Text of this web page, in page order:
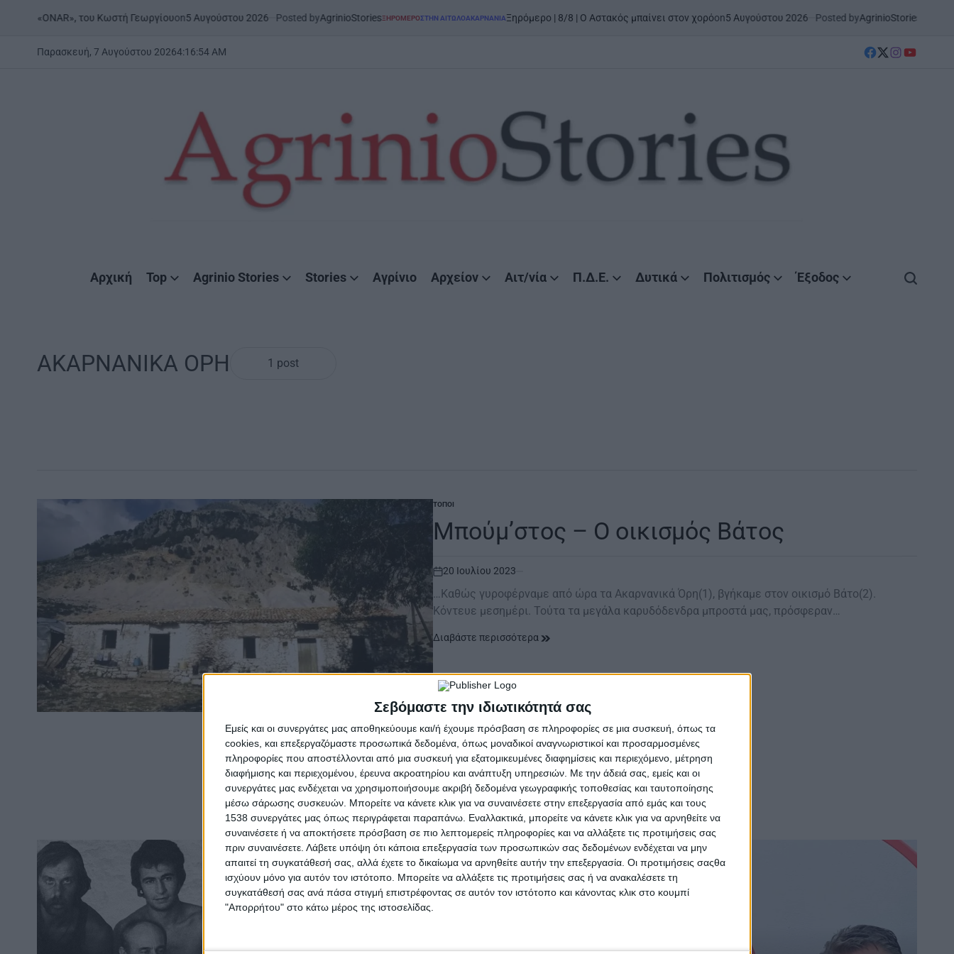
Σεβόμαστε την ιδιωτικότητά σας
Εμείς και οι συνεργάτες μας αποθηκεύουμε και/ή έχουμε πρόσβαση σε πληροφορίες σε μια συσκευή, όπως τα
cookies, και επεξεργαζόμαστε προσωπικά δεδομένα, όπως μοναδικοί αναγνωριστικοί και προσαρμοσμένες
πληροφορίες που αποστέλλονται από μια συσκευή για εξατομικευμένες διαφημίσεις και περιεχόμενο, μέτρηση
διαφήμισης και περιεχομένου, έρευνα ακροατηρίου και ανάπτυξη υπηρεσιών. Με την άδειά σας, εμείς και οι
συνεργάτες μας ενδέχεται να χρησιμοποιήσουμε ακριβή δεδομένα γεωγραφικής τοποθεσίας και ταυτοποίησης
μέσω σάρωσης συσκευών. Μπορείτε να κάνετε κλικ για να συναινέσετε στην επεξεργασία από εμάς και τους
1538 συνεργάτες μας όπως περιγράφεται παραπάνω. Εναλλακτικά, μπορείτε να κάνετε κλικ για να αρνηθείτε να
συναινέσετε ή να αποκτήσετε πρόσβαση σε πιο λεπτομερείς πληροφορίες και να αλλάξετε τις προτιμήσεις σας
πριν συναινέσετε. Λάβετε υπόψη ότι κάποια επεξεργασία των προσωπικών σας δεδομένων ενδέχεται να μην
απαιτεί τη συγκατάθεσή σας, αλλά έχετε το δικαίωμα να αρνηθείτε αυτήν την επεξεργασία. Οι προτιμήσεις σαςθα
ισχύουν μόνο για αυτόν τον ιστότοπο. Μπορείτε να αλλάξετε τις προτιμήσεις σας ή να ανακαλέσετε τη
συγκατάθεσή σας ανά πάσα στιγμή επιστρέφοντας σε αυτόν τον ιστότοπο και κάνοντας κλικ στο κουμπί
"Απορρήτου" στο κάτω μέρος της ιστοσελίδας.
| «ONAR», του Κωστή Γεωργίουon5 Αυγούστου 2026 Posted byAgrinioStoriesPOSTED
ΞΗΡΟΜΕΡΟΣΤΗΝ ΑΙΤΩΛΟΑΚΑΡΝΑΝΊΑΞηρόμερο | 8/8 | Ο Αστακός μπαίνει στον χορόon5 Αυγούστου 2026 Posted byAgrinioStoriesPOSTED
ΜΕΣΟΛΌΓΓΙ
Παρασκευή, 7 Αυγούστου 20264:16:55 AM
facebook
Twitter
instagram
YouTube
Αρχική Top Agrinio Stories Stories Αγρίνιο Αρχείον Αιτ/νία Π.Δ.Ε. Δυτικά Πολιτισμός Έξοδος
ΑΚΑΡΝΑΝΙΚΑ ΟΡΗ 1 post
POSTED
ΤΌΠΟΙ
Μπούμ’στος – Ο οικισμός Βάτος
on
20 Ιουλίου 2023
…Καθώς γυροφέρναμε από ώρα τα Ακαρνανικά Όρη(1), βγήκαμε στον οικισμό Βάτο(2).
Κόντευε μεσημέρι. Τούτα τα μεγάλα καρυδόδενδρα μπροστά μας, πρόσφεραν…
Διαβάστε περισσότερα